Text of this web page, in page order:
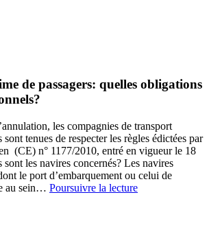
de passagers: quelles obligations
les compagnies de transport
sont tenues de respecter les règles édictées par
(CE) n° 1177/2010, entré en vigueur le 18
sont les navires concernés? Les navires
le port d’embarquement ou celui de
au sein… Poursuivre la lectureTransport